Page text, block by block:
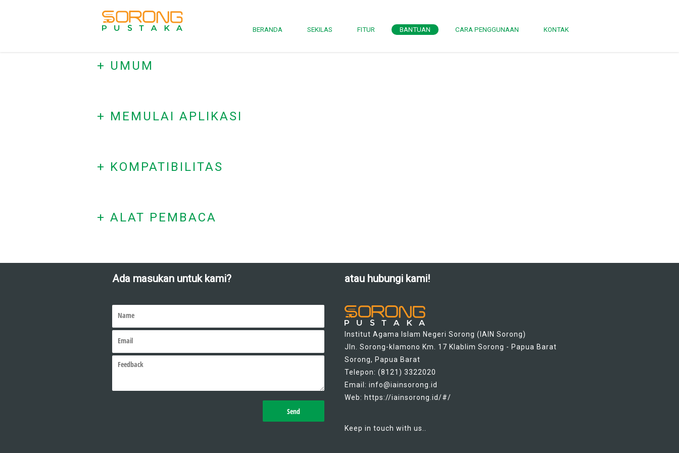
BERANDA SEKILAS FITUR BANTUAN CARA PENGGUNAAN KONTAK
+ UMUM
+ MEMULAI APLIKASI
+ KOMPATIBILITAS
+ ALAT PEMBACA
Ada masukan untuk kami? atau hubungi kami!
Institut Agama Islam Negeri Sorong (IAIN Sorong)
Jln. Sorong-klamono Km. 17 Klablim Sorong - Papua Barat
Sorong, Papua Barat
Telepon: (8121) 3322020
Email: info@iainsorong.id
Web: https://iainsorong.id/#/
Keep in touch with us..